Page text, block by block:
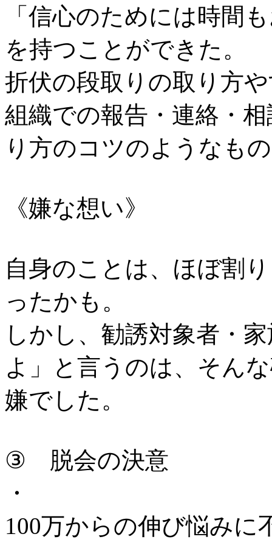
「信心のためには時間
を持つことができた。
折伏の段取りの取り方
組織での報告・連絡・
り方のコツのようなも
《嫌な想い》
自身のことは、ほぼ割
ったかも。
しかし、勧誘対象者・
よ」と言うのは、そん
嫌でした。
③ 脱会の決意
・
100万からの伸び悩みに